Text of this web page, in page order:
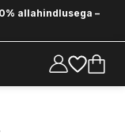
allahindlusega –